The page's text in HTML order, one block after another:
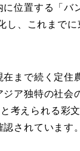
位置する「
し、これまで
まで続く定
ア独特の社
考えられる彩
認されています